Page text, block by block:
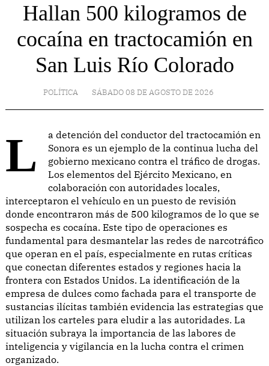
Hallan 500 kilogramos de
cocaína en tractocamión en
San Luis Río Colorado
POLÍTICA SÁBADO 08 DE AGOSTO DE 2026
La detención del conductor del tractocamión en
Sonora es un ejemplo de la continua lucha del
gobierno mexicano contra el tráfico de drogas.
Los elementos del Ejército Mexicano, en
colaboración con autoridades locales,
interceptaron el vehículo en un puesto de revisión
donde encontraron más de 500 kilogramos de lo que se
sospecha es cocaína. Este tipo de operaciones es
fundamental para desmantelar las redes de narcotráfico
que operan en el país, especialmente en rutas críticas
que conectan diferentes estados y regiones hacia la
frontera con Estados Unidos. La identificación de la
empresa de dulces como fachada para el transporte de
sustancias ilícitas también evidencia las estrategias que
utilizan los carteles para eludir a las autoridades. La
situación subraya la importancia de las labores de
inteligencia y vigilancia en la lucha contra el crimen
organizado.